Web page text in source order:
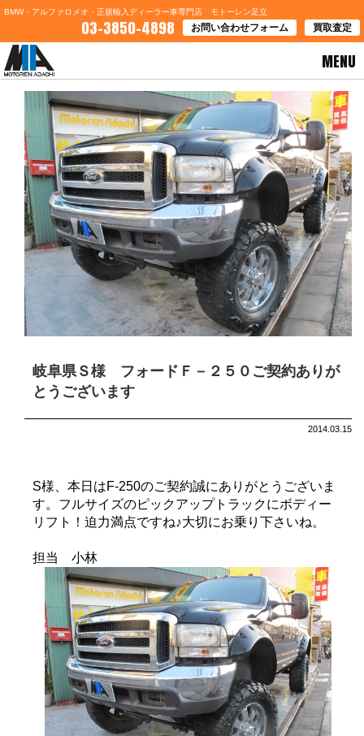
BMW・アルファロメオ・正規輸入ディーラー車専門店 モトーレン足立
03-3850-4898 お問い合わせフォーム 買取査定
MENU
HOME>ブログ一覧
岐阜県Ｓ様 フォードＦ－２５０ご契約ありが
とうございます
2014.03.15
S様、本日はF-250のご契約誠にありがとうございま
す。フルサイズのピックアップトラックにボディー
リフト！迫力満点ですね♪大切にお乗り下さいね。
担当 小林